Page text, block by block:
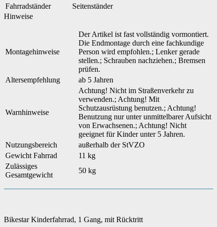
Fahrradständer
Seitenständer
Hinweise
Montagehinweise
Der Artikel ist fast vollständig vormontiert.
Die Endmontage durch eine fachkundige
Person wird empfohlen.; Lenker gerade
stellen.; Schrauben nachziehen.; Bremsen
prüfen.
Altersempfehlung
ab 5 Jahren
Warnhinweise
Achtung! Nicht im Straßenverkehr zu
verwenden.; Achtung! Mit
Schutzausrüstung benutzen.; Achtung!
Benutzung nur unter unmittelbarer Aufsicht
von Erwachsenen.; Achtung! Nicht
geeignet für Kinder unter 5 Jahren.
Nutzungsbereich
außerhalb der StVZO
Gewicht Fahrrad
11 kg
Zulässiges
Gesamtgewicht
50 kg
Bikestar Kinderfahrrad, 1 Gang, mit Rücktritt